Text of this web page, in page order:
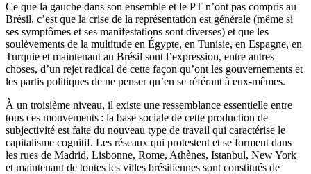
Ce que la gauche dans son ensemble et le PT n’ont pas compris au
Brésil, c’est que la crise de la représentation est générale (même si
ses symptômes et ses manifestations sont diverses) et que les
soulèvements de la multitude en Égypte, en Tunisie, en Espagne, en
Turquie et maintenant au Brésil sont l’expression, entre autres
choses, d’un rejet radical de cette façon qu’ont les gouvernements et
les partis politiques de ne penser qu’en se référant à eux-mêmes.
À un troisième niveau, il existe une ressemblance essentielle entre
tous ces mouvements : la base sociale de cette production de
subjectivité est faite du nouveau type de travail qui caractérise le
capitalisme cognitif. Les réseaux qui protestent et se forment dans
les rues de Madrid, Lisbonne, Rome, Athènes, Istanbul, New York
et maintenant de toutes les villes brésiliennes sont constitués de